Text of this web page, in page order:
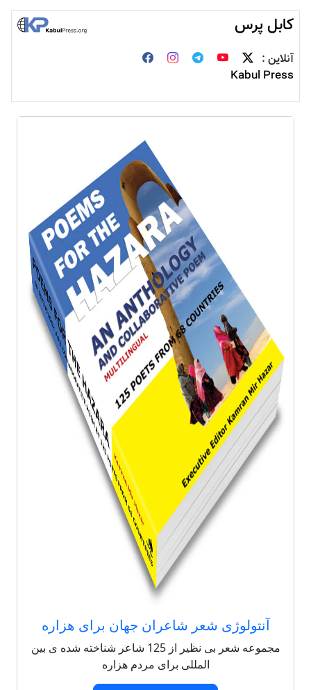
کابل پرس
آنلاین :
Kabul Press
آنتولوژی شعر شاعران جهان برای هزاره
مجموعه شعر بی نظیر از 125 شاعر شناخته شده ی بین
المللی برای مردم هزاره